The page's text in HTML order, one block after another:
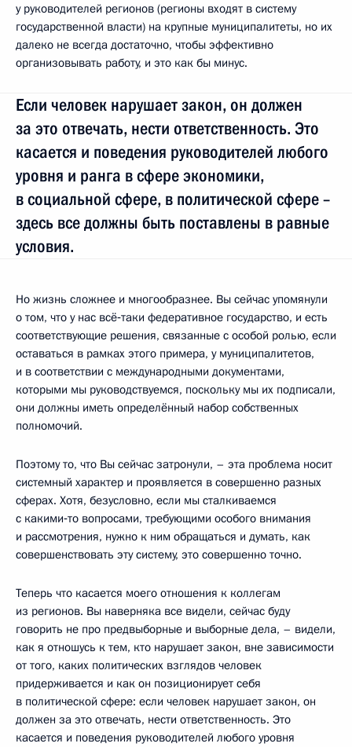
у руководителей регионов (регионы входят в систему
государственной власти) на крупные муниципалитеты, но их
далеко не всегда достаточно, чтобы эффективно
организовывать работу, и это как бы минус.
Если человек нарушает закон, он должен
за это отвечать, нести ответственность. Это
касается и поведения руководителей любого
уровня и ранга в сфере экономики,
в социальной сфере, в политической сфере –
здесь все должны быть поставлены в равные
условия.
Но жизнь сложнее и многообразнее. Вы сейчас упомянули
о том, что у нас всё‑таки федеративное государство, и есть
соответствующие решения, связанные с особой ролью, если
оставаться в рамках этого примера, у муниципалитетов,
и в соответствии с международными документами,
которыми мы руководствуемся, поскольку мы их подписали,
они должны иметь определённый набор собственных
полномочий.
Поэтому то, что Вы сейчас затронули, – эта проблема носит
системный характер и проявляется в совершенно разных
сферах. Хотя, безусловно, если мы сталкиваемся
с какими‑то вопросами, требующими особого внимания
и рассмотрения, нужно к ним обращаться и думать, как
совершенствовать эту систему, это совершенно точно.
Теперь что касается моего отношения к коллегам
из регионов. Вы наверняка все видели, сейчас буду
говорить не про предвыборные и выборные дела, – видели,
как я отношусь к тем, кто нарушает закон, вне зависимости
от того, каких политических взглядов человек
придерживается и как он позиционирует себя
в политической сфере: если человек нарушает закон, он
должен за это отвечать, нести ответственность. Это
касается и поведения руководителей любого уровня